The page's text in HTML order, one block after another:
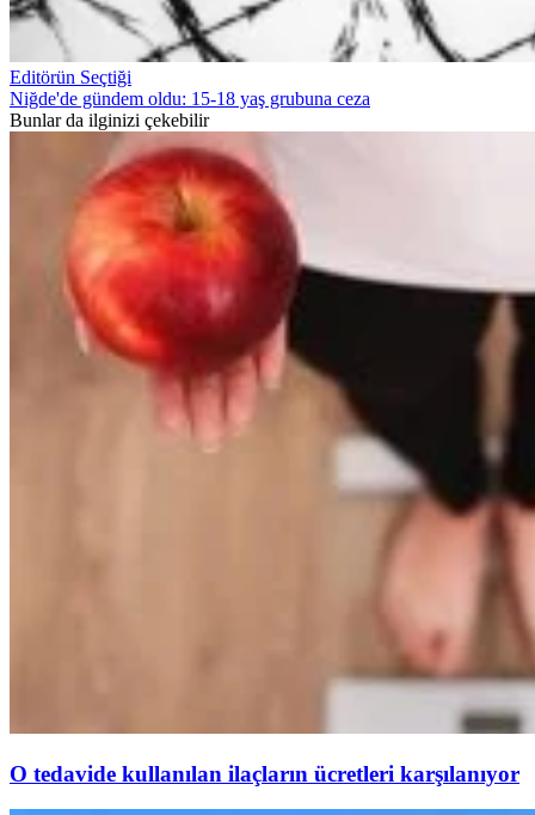
Editörün Seçtiği
Niğde'de gündem oldu: 15-18 yaş grubuna ceza
Bunlar da ilginizi çekebilir
O tedavide kullanılan ilaçların ücretleri karşılanıyor